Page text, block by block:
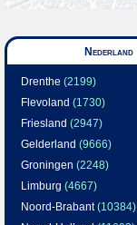
Nederland
Drenthe (2199)
Flevoland (1730)
Friesland (2947)
Gelderland (9666)
Groningen (2248)
Limburg (4667)
Noord-Brabant(10384)